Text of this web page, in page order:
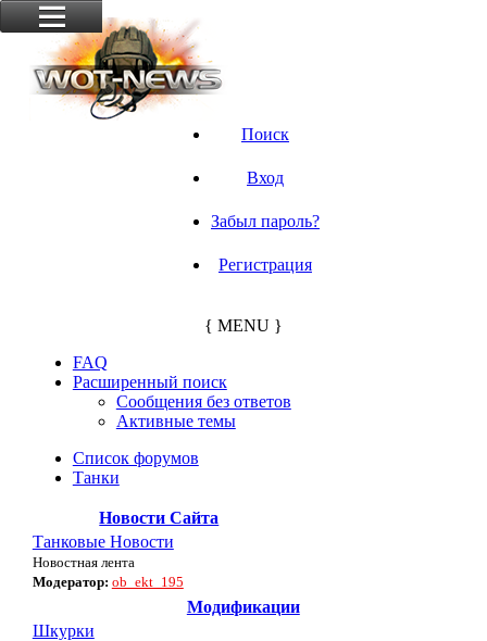
Поиск
Вход
Забыл пароль?
Регистрация
{ MENU }
FAQ
Расширенный поиск
Сообщения без ответов
Активные темы
Список форумов
Танки
Новости Сайта
Танковые Новости
Новостная лента
Модератор: ob_ekt_195
Модификации
Шкурки